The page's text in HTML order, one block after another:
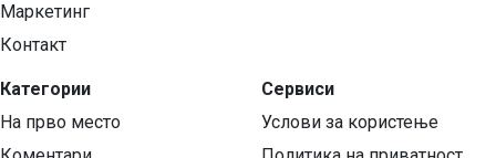
Маркетинг
Контакт
Категории
На прво место
Сервиси
Услови за користење